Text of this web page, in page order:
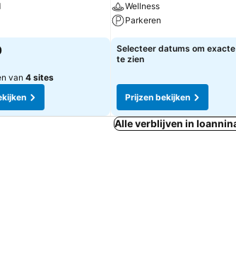
van 4 sites
Wellness
Parkeren
Selecteer datums om
te zien
Prijzen bekijken
Alle verblijven in